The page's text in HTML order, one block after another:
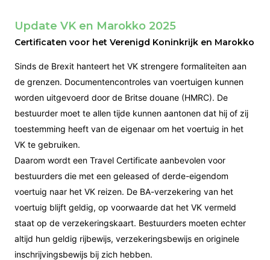
Update VK en Marokko 2025
Certificaten voor het Verenigd Koninkrijk en Marokko
Sinds de Brexit hanteert het VK strengere formaliteiten aan
de grenzen. Documentencontroles van voertuigen kunnen
worden uitgevoerd door de Britse douane (HMRC). De
bestuurder moet te allen tijde kunnen aantonen dat hij of zij
toestemming heeft van de eigenaar om het voertuig in het
VK te gebruiken.
Daarom wordt een Travel Certificate aanbevolen voor
bestuurders die met een geleased of derde-eigendom
voertuig naar het VK reizen. De BA-verzekering van het
voertuig blijft geldig, op voorwaarde dat het VK vermeld
staat op de verzekeringskaart. Bestuurders moeten echter
altijd hun geldig rijbewijs, verzekeringsbewijs en originele
inschrijvingsbewijs bij zich hebben.